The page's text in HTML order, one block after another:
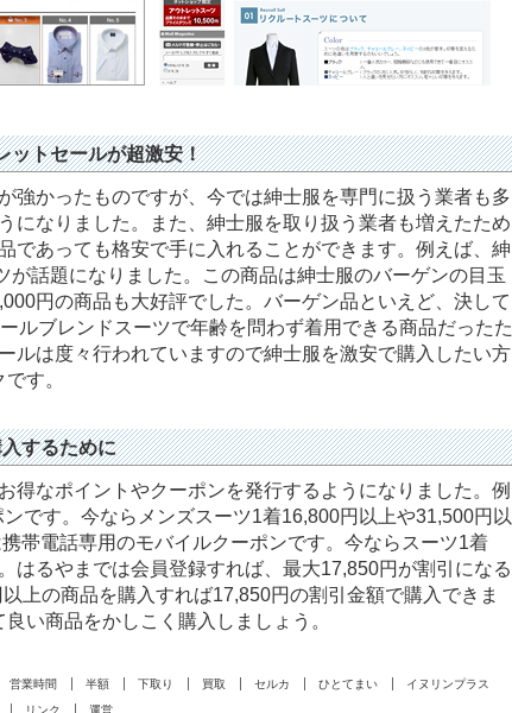
ットセールが超激安！
強かったものですが、今では紳士服を専門に扱う業者も多
になりました。また、紳士服を取り扱う業者も増えたため
であっても格安で手に入れることができます。例えば、紳
話題になりました。この商品は紳士服のバーゲンの目玉
円の商品も大好評でした。バーゲン品といえど、決して
ルブレンドスーツで年齢を問わず着用できる商品だったた
ルは度々行われていますので紳士服を激安で購入したい方
す。
するために
なポイントやクーポンを発行するようになりました。例
です。今ならメンズスーツ1着16,800円以上や31,500円以
帯電話専用のモバイルクーポンです。今ならスーツ1着
はるやまでは会員登録すれば、最大17,850円が割引になる
上の商品を購入すれば17,850円の割引金額で購入できま
い商品をかしこく購入しましょう。
営業時間 半額 下取り 買取 セルカ ひとてまい
イヌリンプラス
リンク 運営